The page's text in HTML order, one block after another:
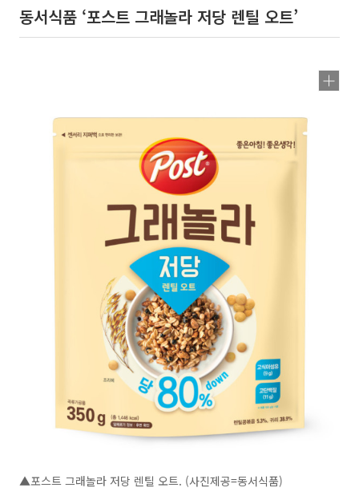
동서식품 ‘포스트 그래놀라 저당 렌틸 오트’
▲포스트 그래놀라 저당 렌틸 오트. (사진제공=동서식품)